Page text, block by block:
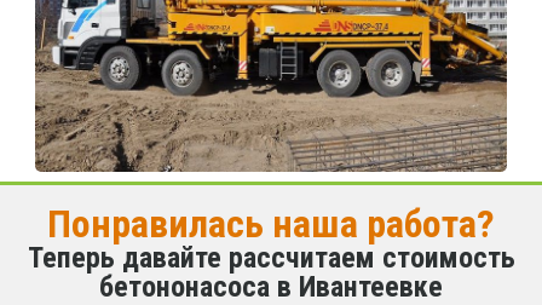
Понравилась наша работа?
Теперь давайте рассчитаем стоимость
бетононасоса в Ивантеевке